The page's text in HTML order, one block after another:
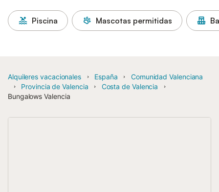
Piscina Mascotas permitidas
Alquileres vacacionales España
Comunidad Valenciana
Provincia de Valencia
Costa de Valencia
Bungalows Valencia